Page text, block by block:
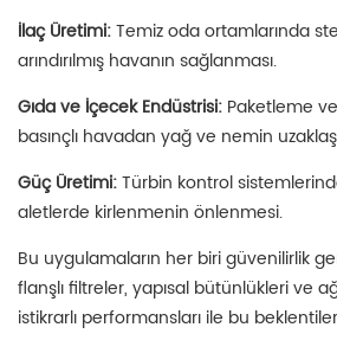
İlaç Üretimi:Temiz oda ortamlarında
arındırılmış havanın sağlanması.
Gıda ve İçecek Endüstrisi: Paketleme
basınçlı havadan yağ ve nemin
Güç Üretimi:Türbin kontrol
aletlerde kirlenmenin önlenmesi.
Bu uygulamaların her biri güvenilirlik
flanşlı filtreler, yapısal bütünlükleri ve
istikrarlı performansları ile bu